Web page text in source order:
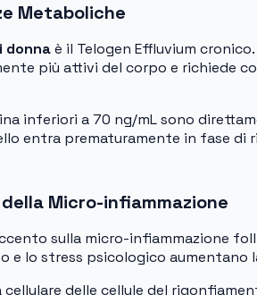
Metaboliche
donnaè il Telogen Effluvium
più attivi del corpo e richiede
inferiori a 70 ng/mL sono
entra prematuramente in fase
Micro-infiammazione
sulla micro-infiammazione
lo stress psicologico aumentano
delle cellule del